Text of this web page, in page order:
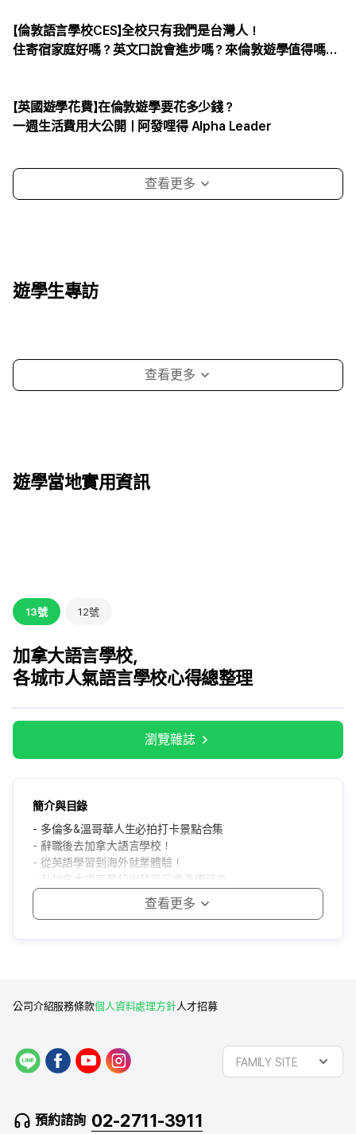
【倫敦語言學校CES】全校只有我們是台灣人！
住寄宿家庭好嗎？英文口說會進步嗎？來倫敦遊學值得嗎？
【英國遊學花費】在倫敦遊學要花多少錢？
一週生活費用大公開｜阿發哩得 Alpha Leader
遊學生專訪
遊學當地實用資訊
13號 12號
加拿大語言學校，
各城市人氣語言學校心得總整理
瀏覽雜誌
簡介與目錄
- 多倫多&溫哥華人生必拍打卡景點合集
- 辭職後去加拿大語言學校！
- 從英語學習到海外就業體驗！
- 赴加拿大語言學校出發前只需準備這些
簡介與目錄
- 找到最適合自己個性的英國城市
- 就是大自然！來到布萊頓了
- 因為喜歡足球所以來到曼徹斯特！
- 在伯恩茅斯和英語變成好朋友
- edm留學中心倫敦分社社交日心得
公司介紹服務條款個人資料處理方針人才招募
L
f
a
b
y
o
u
a
FAMILY SITE
預約諮詢 02-2711-3911